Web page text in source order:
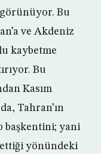
Bu
ve Akdeniz
kaybetme
Bu
Kasım
Tahran’ın
başkentini; yani
ettiği yönündeki